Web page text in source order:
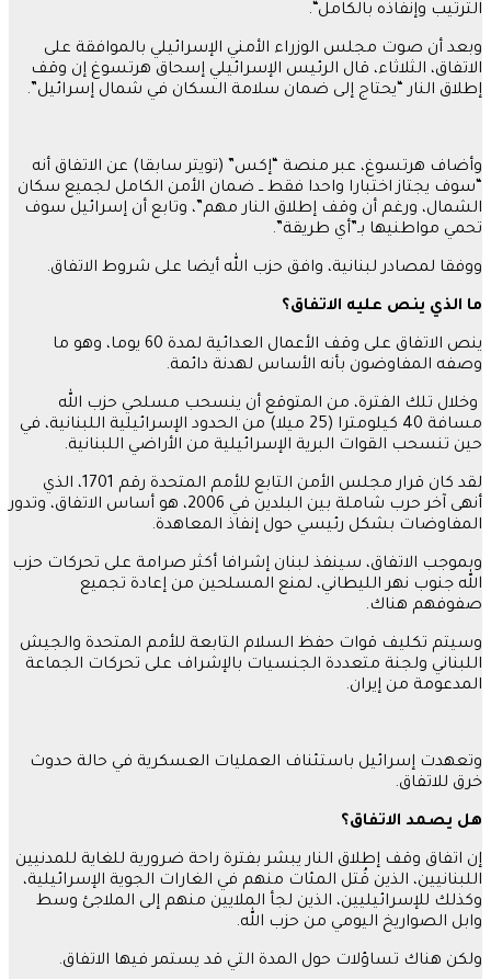
الترتيب وإنفاذه بالكامل“.
وبعد أن صوت مجلس الوزراء الأمني ​​الإسرائيلي بالموافقة على
الاتفاق، الثلاثاء، قال الرئيس الإسرائيلي إسحاق هرتسوغ إن وقف
إطلاق النار “يحتاج إلى ضمان سلامة السكان في شمال إسرائيل”.
وأضاف هرتسوغ، عبر منصة “إكس” (تويتر سابقا) عن الاتفاق أنه
“سوف يجتاز اختبارا واحدا فقط ــ ضمان الأمن الكامل لجميع سكان
الشمال، ورغم أن وقف إطلاق النار مهم”، وتابع أن إسرائيل سوف
تحمي مواطنيها بـ”أي طريقة”.
ووفقا لمصادر لبنانية، وافق حزب الله أيضا على شروط الاتفاق.
ما الذي ينص عليه الاتفاق؟
ينص الاتفاق على وقف الأعمال العدائية لمدة 60 يوما، وهو ما
وصفه المفاوضون بأنه الأساس لهدنة دائمة.
وخلال تلك الفترة، من المتوقع أن ينسحب مسلحي حزب الله
مسافة 40 كيلومترا (25 ميلا) من الحدود الإسرائيلية اللبنانية، في
حين تنسحب القوات البرية الإسرائيلية من الأراضي اللبنانية.
لقد كان قرار مجلس الأمن التابع للأمم المتحدة رقم 1701، الذي
أنهى آخر حرب شاملة بين البلدين في 2006، هو أساس الاتفاق، وتدور
المفاوضات بشكل رئيسي حول إنفاذ المعاهدة.
وبموجب الاتفاق، سينفذ لبنان إشرافا أكثر صرامة على تحركات حزب
الله جنوب نهر الليطاني، لمنع المسلحين من إعادة تجميع
صفوفهم هناك.
وسيتم تكليف قوات حفظ السلام التابعة للأمم المتحدة والجيش
اللبناني ولجنة متعددة الجنسيات بالإشراف على تحركات الجماعة
المدعومة من إيران.
وتعهدت إسرائيل باستئناف العمليات العسكرية في حالة حدوث
خرق للاتفاق.
هل يصمد الاتفاق؟
إن اتفاق وقف إطلاق النار يبشر بفترة راحة ضرورية للغاية للمدنيين
اللبنانيين، الذين قُتل المئات منهم في الغارات الجوية الإسرائيلية،
وكذلك للإسرائيليين، الذين لجأ الملايين منهم إلى الملاجئ وسط
وابل الصواريخ اليومي من حزب الله.
ولكن هناك تساؤلات حول المدة التي قد يستمر فيها الاتفاق.